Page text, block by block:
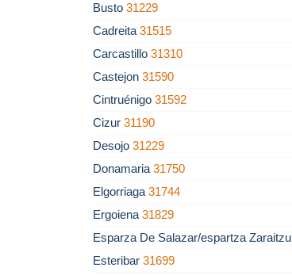
Busto 31229
Cadreita 31515
Carcastillo 31310
Castejon 31590
Cintruénigo 31592
Cizur 31190
Desojo 31229
Donamaria 31750
Elgorriaga 31744
Ergoiena 31829
Esparza De Salazar/espartza Zaraitzu
Esteribar 31699